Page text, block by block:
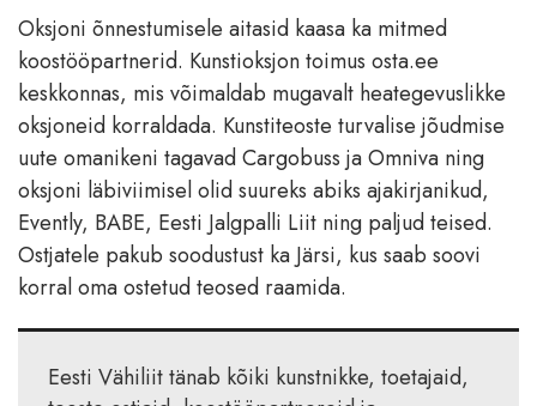
Oksjoni õnnestumisele aitasid kaasa ka mitmed
koostööpartnerid. Kunstioksjon toimus osta.ee
keskkonnas, mis võimaldab mugavalt heategevuslikke
oksjoneid korraldada. Kunstiteoste turvalise jõudmise
uute omanikeni tagavad Cargobuss ja Omniva ning
oksjoni läbiviimisel olid suureks abiks ajakirjanikud,
Evently, BABE, Eesti Jalgpalli Liit ning paljud teised.
Ostjatele pakub soodustust ka Järsi, kus saab soovi
korral oma ostetud teosed raamida.
Eesti Vähiliit tänab kõiki kunstnikke, toetajaid,